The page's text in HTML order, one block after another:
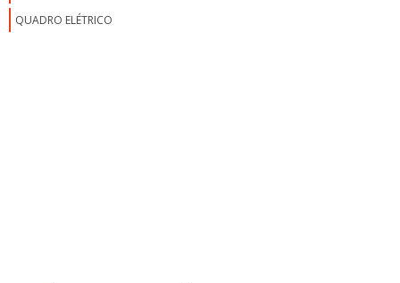
QUADRO ELÉTRICO